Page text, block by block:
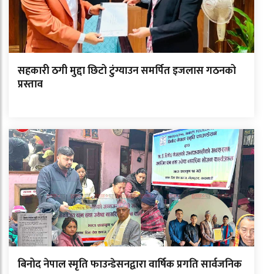
सहकारी ठगी मुद्दा छिटो टुंग्याउन समर्पित इजलास गठनको
प्रस्ताव
बिनोद नेपाल स्मृति फाउन्डेसनद्वारा वार्षिक प्रगति सार्वजनिक